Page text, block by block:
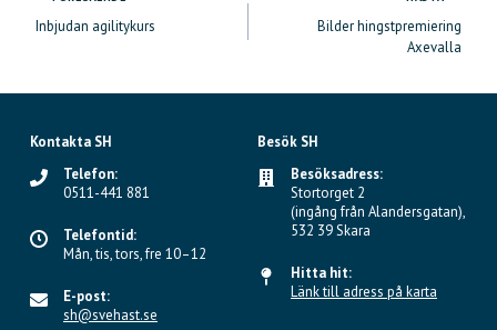
Inläggsnavigering
Inbjudan agilitykurs
Bilder hingstpremiering
Axevalla
Kontakta SH
Telefon:
0511-441 881
Telefontid:
Mån, tis, tors, fre 10–12
E-post:
sh@svehast.se
Besök SH
Besöksadress:
Stortorget 2
(ingång från Alandersgatan),
532 39 Skara
Hitta hit:
Länk till adress på karta